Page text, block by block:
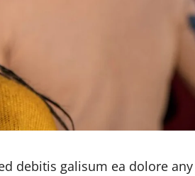
debitis galisum ea dolore any